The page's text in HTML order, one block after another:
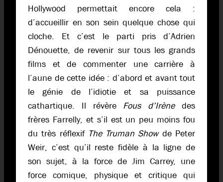
Hollywood permettait encore cela :
d’accueillir en son sein quelque chose qui
cloche. Et c’est le parti pris d’Adrien
Dénouette, de revenir sur tous les grands
films et de commenter une carrière à
l’aune de cette idée : d’abord et avant tout
le génie de l’idiotie et sa puissance
cathartique. Il révère Fous d’Irènedes
frères Farrelly, et s’il est un peu moins fou
du très réflexif The Truman Showde Peter
Weir, c’est qu’il reste fidèle à la ligne de
son sujet, à la force de Jim Carrey, une
force comique, physique et critique qui